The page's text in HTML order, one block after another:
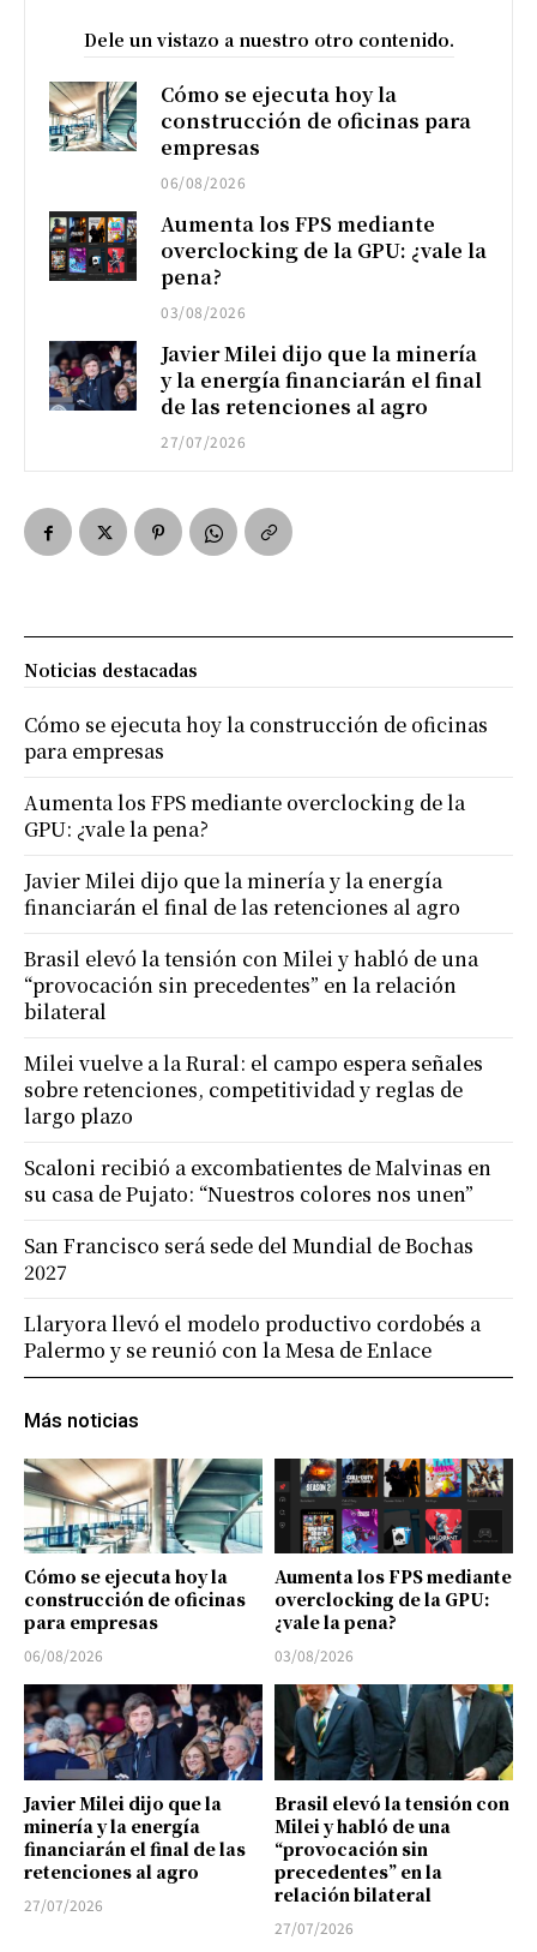
Dele un vistazo a nuestro otro contenido.
Cómo se ejecuta hoy la
construcción de oficinas para
empresas
06/08/2026
Aumenta los FPS mediante
overclocking de la GPU: ¿vale la
pena?
03/08/2026
Javier Milei dijo que la minería
y la energía financiarán el final
de las retenciones al agro
27/07/2026
Más noticias
Cómo se ejecuta hoy la
construcción de oficinas
para empresas
06/08/2026
Aumenta los FPS mediante
overclocking de la GPU:
¿vale la pena?
03/08/2026
Javier Milei dijo que la
minería y la energía
financiarán el final de las
retenciones al agro
27/07/2026
Brasil elevó la tensión con
Milei y habló de una
“provocación sin
precedentes” en la
relación bilateral
27/07/2026
Noticias destacadas
Cómo se ejecuta hoy la construcción de oficinas
para empresas
Aumenta los FPS mediante overclocking de la
GPU: ¿vale la pena?
Javier Milei dijo que la minería y la energía
financiarán el final de las retenciones al agro
Brasil elevó la tensión con Milei y habló de una
“provocación sin precedentes” en la relación
bilateral
Milei vuelve a la Rural: el campo espera señales
sobre retenciones, competitividad y reglas de
largo plazo
Scaloni recibió a excombatientes de Malvinas en
su casa de Pujato: “Nuestros colores nos unen”
San Francisco será sede del Mundial de Bochas
2027
Llaryora llevó el modelo productivo cordobés a
Palermo y se reunió con la Mesa de Enlace